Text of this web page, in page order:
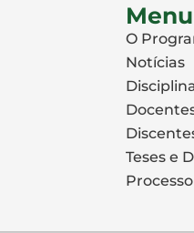
Menu
O
Notícias
Teses e